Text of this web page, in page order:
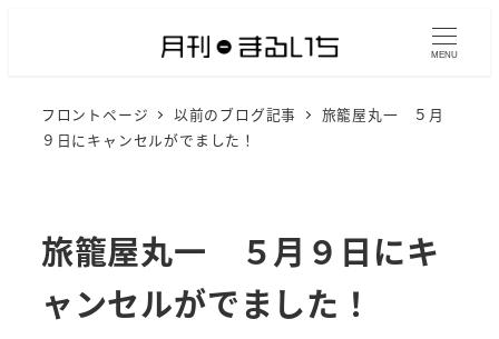
MENU
フロントページ 以前のブログ記事
旅籠屋丸一 ５月
９日にキャンセルがでました！
旅籠屋丸一 ５月９日にキ
ャンセルがでました！